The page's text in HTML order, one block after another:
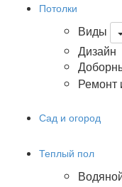
Потолки
Виды
Дизайн
Ремонт
Сад и огород
Теплый пол